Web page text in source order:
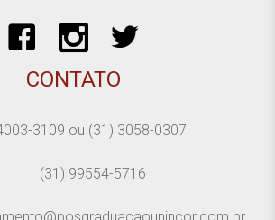
CONTATO
3109 ou (31) 3058-0307
(31) 99554-5716